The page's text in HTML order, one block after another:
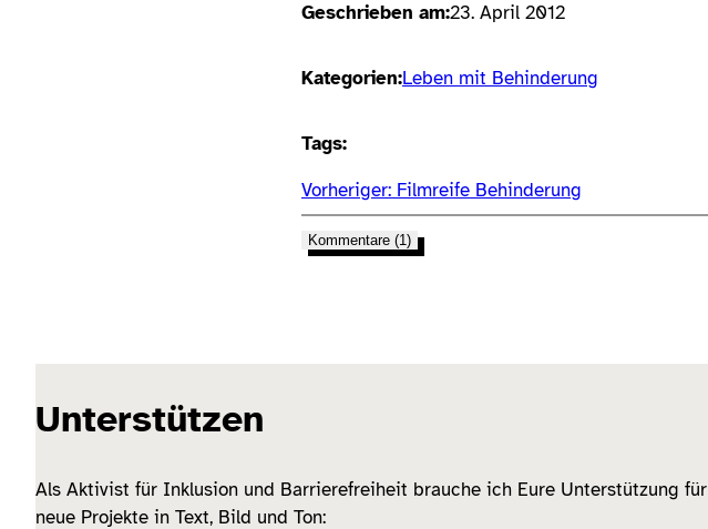
Geschrieben am:23. April 2012
Kategorien:Leben mit Behinderung
Tags:
Vorheriger: Filmreife Behinderung
Kommentare (1)
Unterstützen
Als Aktivist für Inklusion und Barrierefreiheit brauche ich Eure Unterstützung für
neue Projekte in Text, Bild und Ton: